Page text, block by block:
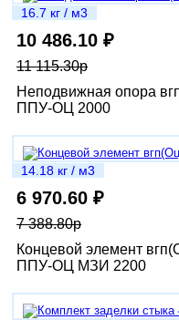
16.7 кг / м3
10 486.10 ₽
11 115.30р
Неподвижная опора
ППУ-ОЦ 2000
14.18 кг / м3
6 970.60 ₽
7 388.80р
Концевой элемент
ППУ-ОЦ МЗИ 2200